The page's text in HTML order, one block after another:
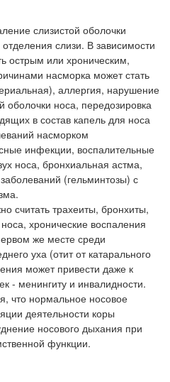
слизистой оболочки
слизи. В зависимости
острым или хроническим,
насморка может стать
аллергия, нарушение
оболочки носа, передозировка
в состав капель для носа
насморком
инфекции, воспалительные
носа, бронхиальная астма,
(гельминтозы) с
считать трахеиты, бронхиты,
хронические воспаления
же месте среди
уха (отит от катарального
может привести даже к
- менингиту и инвалидности.
что нормальное носовое
деятельности коры
носового дыхания при
функции.